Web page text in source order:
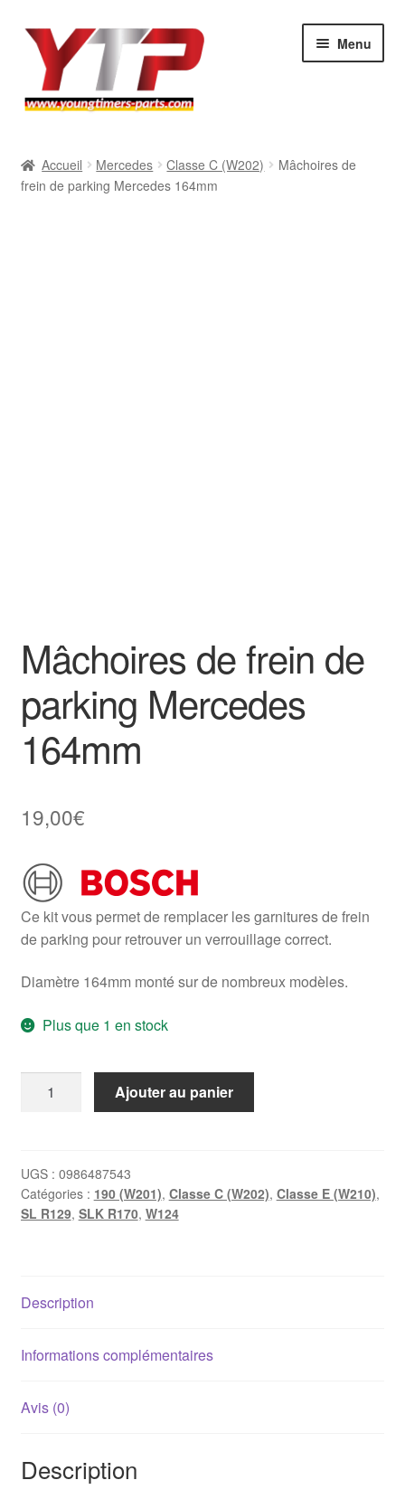
Aller
navigation
Aller
contenu
Menu
BMW
Accueil Mercedes Classe C (W202)
Mâchoires de
frein de parking Mercedes 164mm
Mâchoires de frein de
parking Mercedes
164mm
19,00€
Ce kit vous permet de remplacer les garnitures de frein
de parking pour retrouver un verrouillage correct.
Diamètre 164mm monté sur de nombreux modèles.
Plus que 1 en stock
frein
de
parking
Ajouter au panier
UGS : 0986487543
Catégories : 190 (W201), Classe C (W202), Classe E (W210),
SL R129, SLK R170, W124
Description
Informations complémentaires
Avis (0)
Description